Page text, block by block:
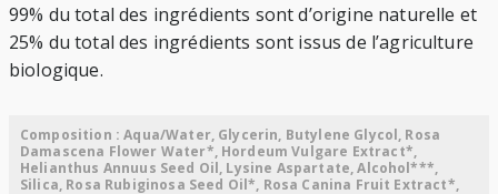
99% du total des ingrédients sont d’origine naturelle et
25% du total des ingrédients sont issus de l’agriculture
biologique.
Composition : Aqua/Water, Glycerin, Butylene Glycol, Rosa
Damascena Flower Water*, Hordeum Vulgare Extract*,
Helianthus Annuus Seed Oil, Lysine Aspartate, Alcohol***,
Silica, Rosa Rubiginosa Seed Oil*, Rosa Canina Fruit Extract*,